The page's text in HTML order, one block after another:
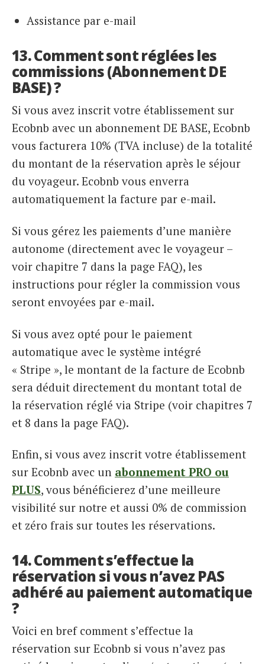
Assistance par e-mail
13. Comment sont réglées les
commissions (Abonnement DE
BASE) ?
Si vous avez inscrit votre établissement sur
Ecobnb avec un abonnement DE BASE, Ecobnb
vous facturera 10% (TVA incluse) de la totalité
du montant de la réservation après le séjour
du voyageur. Ecobnb vous enverra
automatiquement la facture par e-mail.
Si vous gérez les paiements d’une manière
autonome (directement avec le voyageur –
voir chapitre 7 dans la page FAQ), les
instructions pour régler la commission vous
seront envoyées par e-mail.
Si vous avez opté pour le paiement
automatique avec le système intégré
« Stripe », le montant de la facture de Ecobnb
sera déduit directement du montant total de
la réservation réglé via Stripe (voir chapitres 7
et 8 dans la page FAQ).
Enfin, si vous avez inscrit votre établissement
sur Ecobnb avec un abonnement PRO ou
PLUS, vous bénéficierez d’une meilleure
visibilité sur notre et aussi 0% de commission
et zéro frais sur toutes les réservations.
14. Comment s’effectue la
réservation si vous n’avez PAS
adhéré au paiement automatique
?
Voici en bref comment s’effectue la
réservation sur Ecobnb si vous n’avez pas